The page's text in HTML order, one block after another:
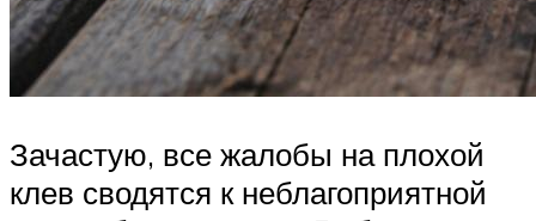
Зачастую, все жалобы на плохой
клев сводятся к неблагоприятной